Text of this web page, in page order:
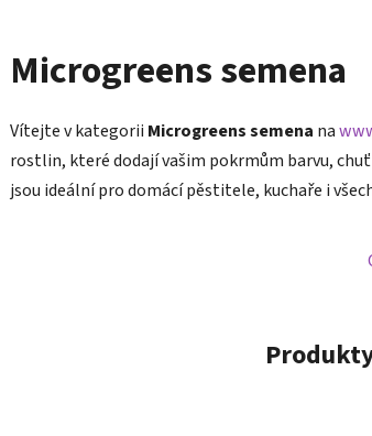
Microgreens semena
Vítejte v kategorii Microgreens semena na
rostlin, které dodají vašim pokrmům barvu,
jsou ideální pro domácí pěstitele, kuchaře i